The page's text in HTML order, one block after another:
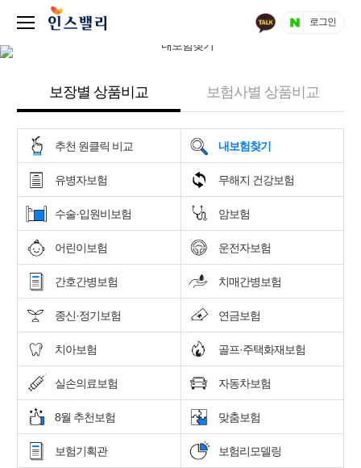
로그인
보장별 상품비교 보험사별 상품비교
추천 원클릭 비교 내보험찾기
유병자보험 무해지 건강보험
수술·입원비보험 암보험
어린이보험 운전자보험
간호간병보험 치매간병보험
종신·정기보험 연금보험
치아보험 골프·주택화재보험
실손의료보험 자동차보험
8월 추천보험 맞춤보험
보험기획관 보험리모델링